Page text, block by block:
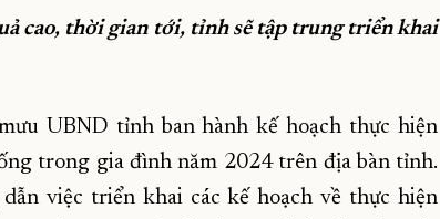
cao, thời gian tới, tỉnh sẽ tập trung triển khai
UBND tỉnh ban hành kế hoạch thực hiện
trong gia đình năm 2024 trên địa bàn tỉnh.
việc triển khai các kế hoạch về thực hiện